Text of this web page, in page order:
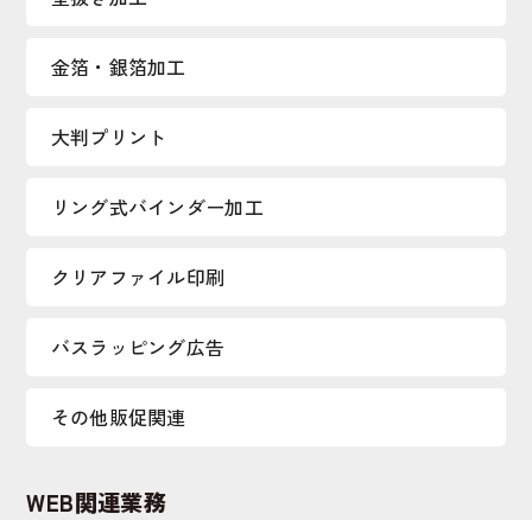
金箔・銀箔加工
大判プリント
リング式バインダー加工
クリアファイル印刷
バスラッピング広告
その他販促関連
WEB関連業務